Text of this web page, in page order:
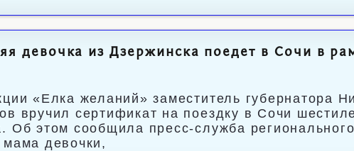
девочка из Дзержинска поедет в Сочи в
«Елка желаний» заместитель губернатора
вручил сертификат на поездку в Сочи
Об этом сообщила пресс-служба
мама девочки,